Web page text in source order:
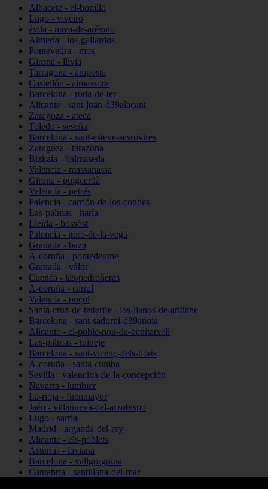
Albacete - el-bonillo
Lugo - viveiro
ávila - nava-de-arévalo
Almería - los-gallardos
Pontevedra - mos
Girona - llívia
Tarragona - amposta
Castellón - almassora
Barcelona - roda-de-ter
Alicante - sant-joan-d39alacant
Zaragoza - ateca
Toledo - seseña
Barcelona - sant-esteve-sesrovires
Zaragoza - tarazona
Bizkaia - balmaseda
Valencia - massanassa
Girona - puigcerdà
Valencia - petrés
Palencia - carrión-de-los-condes
Las-palmas - haría
Lleida - bossòst
Palencia - itero-de-la-vega
Granada - baza
A-coruña - pontedeume
Granada - válor
Cuenca - las-pedroñeras
A-coruña - carral
Valencia - puçol
Santa-cruz-de-tenerife - los-llanos-de-aridane
Barcelona - sant-sadurní-d39anoia
Alicante - el-poble-nou-de-benitatxell
Las-palmas - tuineje
Barcelona - sant-vicenç-dels-horts
A-coruña - santa-comba
Sevilla - valencina-de-la-concepción
Navarra - lumbier
La-rioja - fuenmayor
Jaén - villanueva-del-arzobispo
Lugo - sarria
Madrid - arganda-del-rey
Alicante - els-poblets
Asturias - laviana
Barcelona - vallgorguina
Cantabria - santillana-del-mar